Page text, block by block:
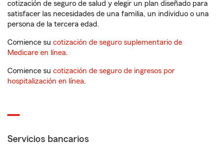
cotización de seguro de salud y elegir un plan diseñado para
satisfacer las necesidades de una familia, un individuo o una
persona de la tercera edad.
Comience su cotización de seguro suplementario de
Medicare en línea.
Comience su cotización de seguro de ingresos por
hospitalización en línea.
Servicios bancarios